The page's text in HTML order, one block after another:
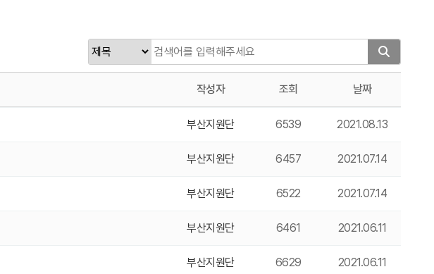
작성자 조회 날짜
부산지원단 6539 2021.08.13
부산지원단 6457 2021.07.14
부산지원단 6522 2021.07.14
부산지원단 6461 2021.06.11
부산지원단 6629 2021.06.11